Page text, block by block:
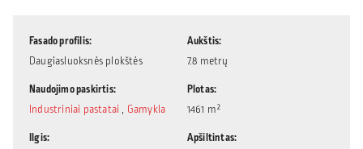
Fasado profilis
Daugiasluoksnės plokštės
Naudojimo paskirtis
Industriniai pastatai , Gamykla
Ilgis
Aukštis
7.8 metrų
Plotas
1461 m²
Apšiltintas